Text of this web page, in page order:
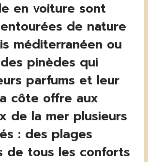
en voiture sont
de nature
méditerranéen ou
pinèdes qui
parfums et leur
côte offre aux
de la mer plusieurs
: des plages
de tous les conforts